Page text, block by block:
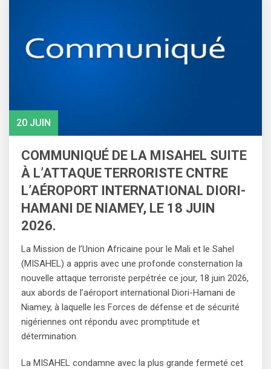
20 JUIN
COMMUNIQUÉ DE LA MISAHEL SUITE
À L’ATTAQUE TERRORISTE CNTRE
L’AÉROPORT INTERNATIONAL DIORI-
HAMANI DE NIAMEY, LE 18 JUIN
2026.
La Mission de l’Union Africaine pour le Mali et le Sahel
(MISAHEL) a appris avec une profonde consternation la
nouvelle attaque terroriste perpétrée ce jour, 18 juin 2026,
aux abords de l’aéroport international Diori-Hamani de
Niamey, à laquelle les Forces de défense et de sécurité
nigériennes ont répondu avec promptitude et
détermination.
La MISAHEL condamne avec la plus grande fermeté cet